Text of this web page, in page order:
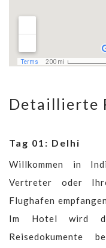
Detaillierte
Tag 01: Delhi
Willkommen in
Vertreter oder
Flughafen
Im Hotel wird
Reisedokumente